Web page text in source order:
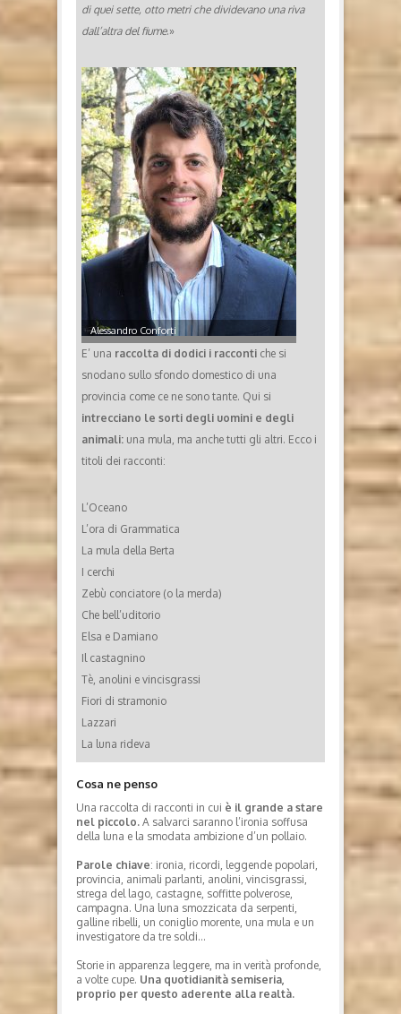
di quei sette, otto metri che dividevano una riva
dall’altra del fiume.»
Alessandro Conforti
E’ una raccolta di dodici i racconti che si
snodano sullo sfondo domestico di una
provincia come ce ne sono tante. Qui si
intrecciano le sorti degli uomini e degli
animali: una mula, ma anche tutti gli altri. Ecco i
titoli dei racconti:
L’Oceano
L’ora di Grammatica
La mula della Berta
I cerchi
Zebù conciatore (o la merda)
Che bell’uditorio
Elsa e Damiano
Il castagnino
Tè, anolini e vincisgrassi
Fiori di stramonio
Lazzari
La luna rideva
Cosa ne penso
Una raccolta di racconti in cui è il grande a stare
nel piccolo. A salvarci saranno l’ironia soffusa
della luna e la smodata ambizione d’un pollaio.
Parole chiave: ironia, ricordi, leggende popolari,
provincia, animali parlanti, anolini, vincisgrassi,
strega del lago, castagne, soffitte polverose,
campagna. Una luna smozzicata da serpenti,
galline ribelli, un coniglio morente, una mula e un
investigatore da tre soldi…
Storie in apparenza leggere, ma in verità profonde,
a volte cupe. Una quotidianità semiseria,
proprio per questo aderente alla realtà.